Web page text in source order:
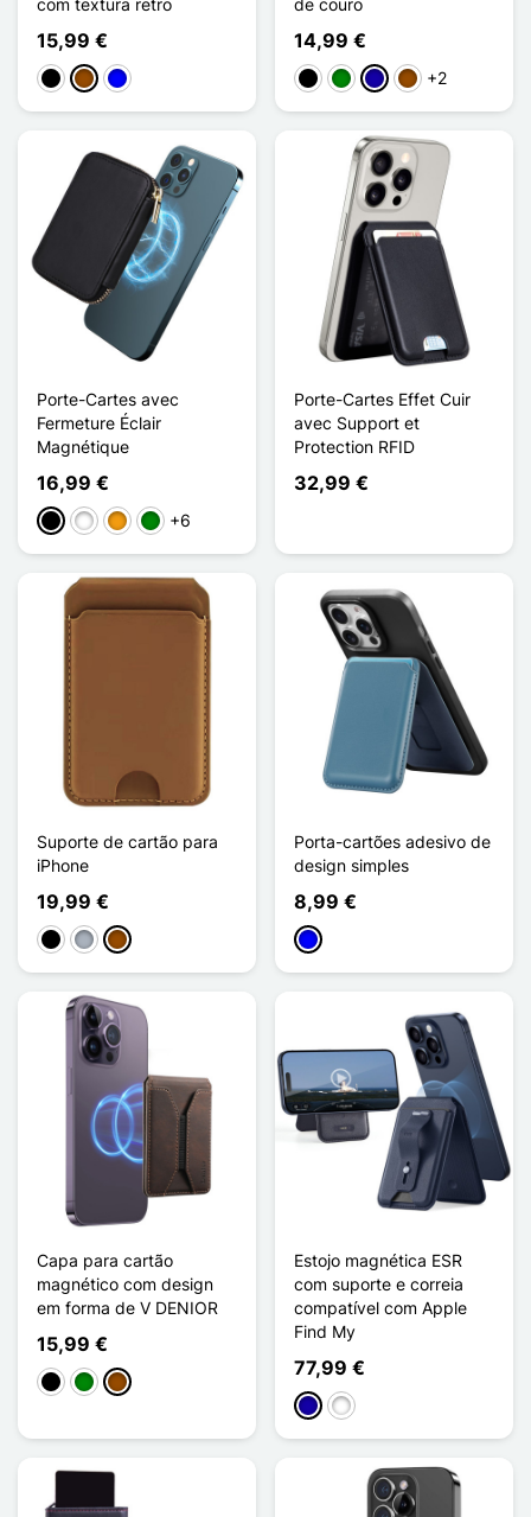
15,99 €
PretoCastanho
Azul
14,99 €
PretoVerdeAzul Escuro
Castanho
+2
Porte-Cartes avec
Fermeture Éclair
Magnétique
16,99 €
PretoBrancoLaranjaVerde
+6
Porte-Cartes Effet Cuir
avec Support et
Protection RFID
32,99 €
Suporte de cartão para
iPhone
19,99 €
PretoCinzentoCastanho
Porta-cartões adesivo de
design simples
8,99 €
Azul
Capa para cartão
magnético com design
em forma de V DENIOR
15,99 €
PretoVerdeCastanho
Estojo magnética ESR
com suporte e correia
compatível com Apple
Find My
77,99 €
Azul Escuro
Fibre de Carbone Noir